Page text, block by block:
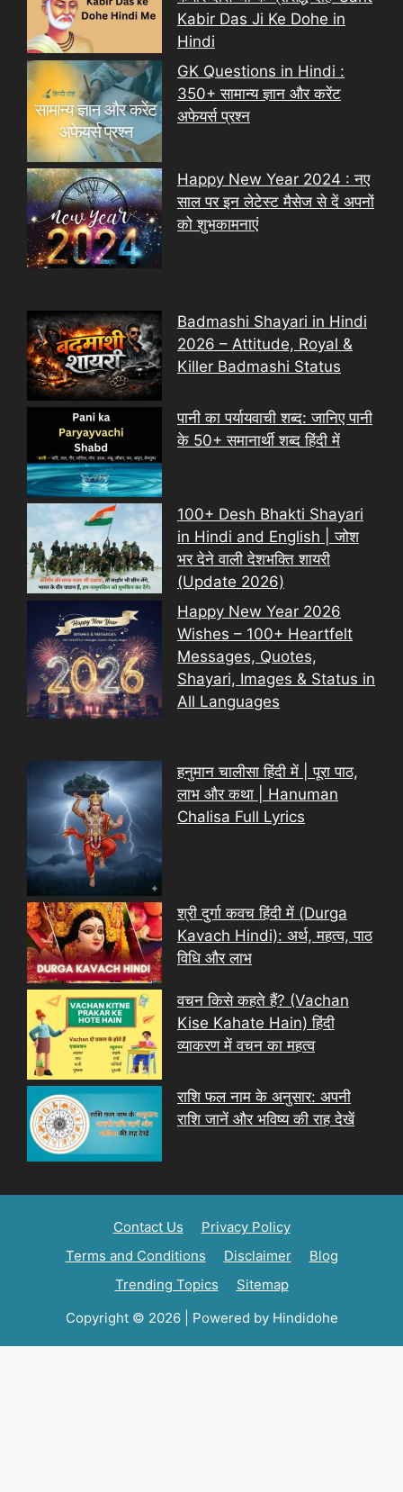
Kabir Das Ji Ke Dohe in
Hindi
GK Questions in Hindi :
350+ सामान्य ज्ञान और करेंट
अफेयर्स प्रश्न
Happy New Year 2024 : नए
साल पर इन लेटेस्ट मैसेज से दें अपनों
को शुभकामनाएं
Badmashi Shayari in Hindi
2026 – Attitude, Royal &
Killer Badmashi Status
पानी का पर्यायवाची शब्द: जानिए पानी
के 50+ समानार्थी शब्द हिंदी में
100+ Desh Bhakti Shayari
in Hindi and English | जोश
भर देने वाली देशभक्ति शायरी
(Update 2026)
Happy New Year 2026
Wishes – 100+ Heartfelt
Messages, Quotes,
Shayari, Images & Status in
All Languages
हनुमान चालीसा हिंदी में | पूरा पाठ,
लाभ और कथा | Hanuman
Chalisa Full Lyrics
श्री दुर्गा कवच हिंदी में (Durga
Kavach Hindi): अर्थ, महत्व, पाठ
विधि और लाभ
वचन किसे कहते हैं? (Vachan
Kise Kahate Hain) हिंदी
व्याकरण में वचन का महत्व
राशि फल नाम के अनुसार: अपनी
राशि जानें और भविष्य की राह देखें
Contact Us
Privacy Policy
Terms and Conditions
Disclaimer
Blog
Trending Topics
Sitemap
Copyright © 2026 | Powered by Hindidohe